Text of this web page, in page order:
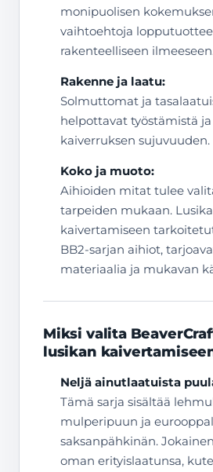
monipuolisen
vaihtoehtoja
rakenteelliseen
Rakenne ja laatu:
Solmuttomat ja
helpottavat työstämistä
kaiverruksen sujuvuuden.
Koko ja muoto:
Aihioiden mitat tulee
tarpeiden mukaan.
kaivertamiseen
BB2-sarjan aihiot,
materiaalia ja mukavan
Miksi valita
lusikan
Neljä ainutlaatuista
Tämä sarja sisältää
mulperipuun ja
saksanpähkinän.
oman erityislaatunsa,